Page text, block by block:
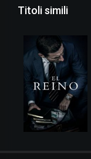
Titoli simili